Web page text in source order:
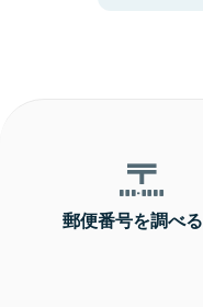
郵便番号を調べる